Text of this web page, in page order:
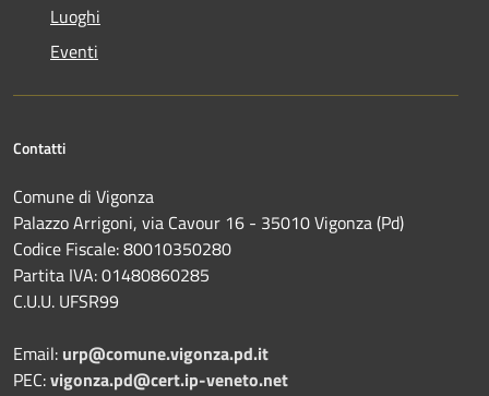
Luoghi
Eventi
Contatti
Comune di Vigonza
Palazzo Arrigoni, via Cavour 16 - 35010 Vigonza (Pd)
Codice Fiscale: 80010350280
Partita IVA: 01480860285
C.U.U. UFSR99
Email: urp@comune.vigonza.pd.it
PEC:vigonza.pd@cert.ip-veneto.net